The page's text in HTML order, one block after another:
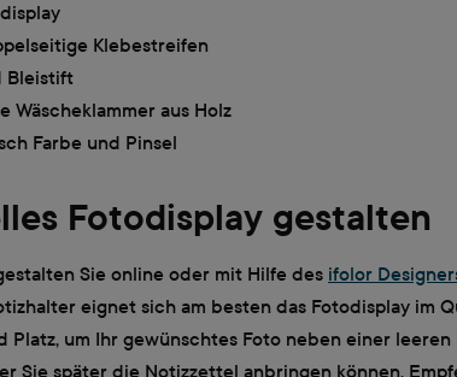
Klebestreifen
Bleistift
Wäscheklammer aus Holz
Farbe und Pinsel
Fotodisplay gestalten
Sie online oder mit Hilfe des ifolor
eignet sich am besten das Fotodisplay im
Platz, um Ihr gewünschtes Foto neben einer leeren
Sie später die Notizzettel anbringen können.